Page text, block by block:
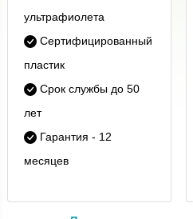
ультрафиолета
Сертифицированный
пластик
Срок службы до 50
лет
Гарантия - 12
месяцев